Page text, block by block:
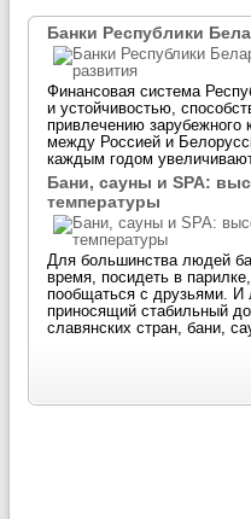
Банки Республики
Финансовая система
и устойчивостью,
привлечению зарубежного
между Россией и
каждым годом
Бани, сауны и SPA:
температуры
Для большинства людей
время, посидеть в
пообщаться с друзьями. И
приносящий стабильный
славянских стран, бани,